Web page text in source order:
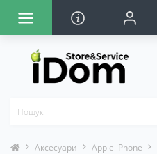
Аксесуари Apple iPhone